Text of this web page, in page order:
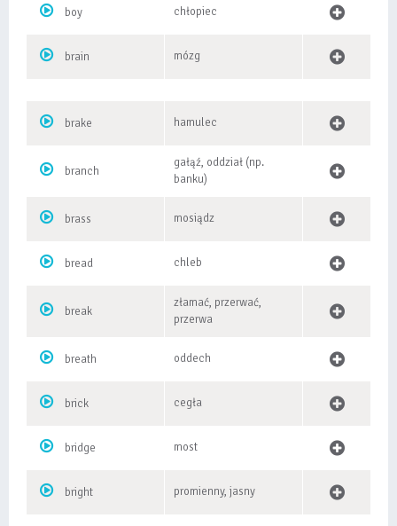
boy chłopiec
brain mózg
brake hamulec
branch
gałąź, oddział (np.
banku)
brass mosiądz
bread chleb
break
złamać, przerwać,
przerwa
breath oddech
brick cegła
bridge most
bright promienny, jasny